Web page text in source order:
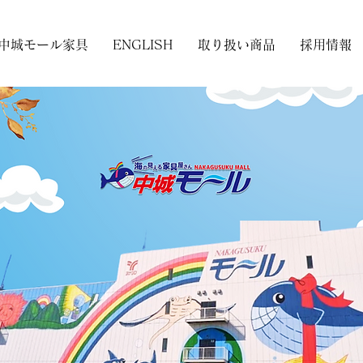
城モール家具 ENGLISH 取り扱い商品 採用情報